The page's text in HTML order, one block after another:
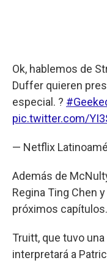
Ok, hablemos de
Duffer quieren
especial. ?
pic.twitter.com/
— Netflix
Además de
Regina Ting Chen
próximos capítulos.
Truitt, que tuvo
interpretará a